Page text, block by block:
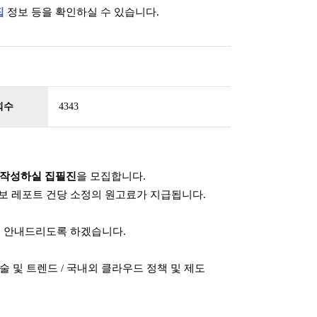
정보 등을 확인하실 수 있습니다.
수 4343
성하실 집필진을 모집합니다.
레포트 건당 소정의 원고료가 지급됩니다.
내드리도록 하겠습니다.
및 트렌드 / 국내외 클라우드 정책 및 제도